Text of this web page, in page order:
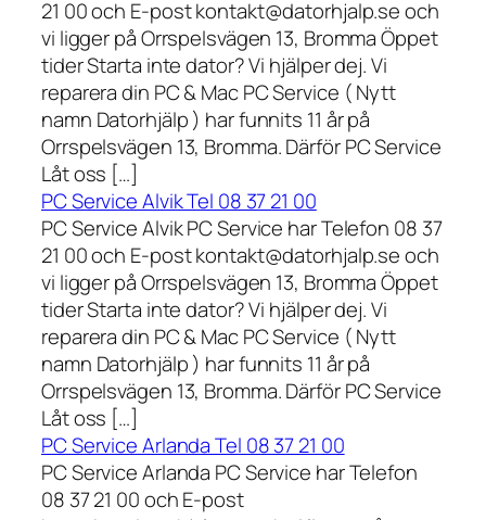
21 00 och E-post kontakt@datorhjalp.se och
vi ligger på Orrspelsvägen 13, Bromma Öppet
tider Starta inte dator? Vi hjälper dej. Vi
reparera din PC & Mac PC Service ( Nytt
namn Datorhjälp ) har funnits 11 år på
Orrspelsvägen 13, Bromma. Därför PC Service
Låt oss […]
PC Service Alvik Tel 08 37 21 00
PC Service Alvik PC Service har Telefon 08 37
21 00 och E-post kontakt@datorhjalp.se och
vi ligger på Orrspelsvägen 13, Bromma Öppet
tider Starta inte dator? Vi hjälper dej. Vi
reparera din PC & Mac PC Service ( Nytt
namn Datorhjälp ) har funnits 11 år på
Orrspelsvägen 13, Bromma. Därför PC Service
Låt oss […]
PC Service Arlanda Tel 08 37 21 00
PC Service Arlanda PC Service har Telefon
08 37 21 00 och E-post